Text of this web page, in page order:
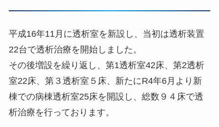
平成16年11月に透析室を新設し、当初は透析装置
22台で透析治療を開始しました。
その後増設を繰り返し、第1透析室42床、第2透析
室22床、第３透析室５床、新たにR4年6月より新
棟での病棟透析室25床を開設し、総数９４床で透
析治療を行っております。